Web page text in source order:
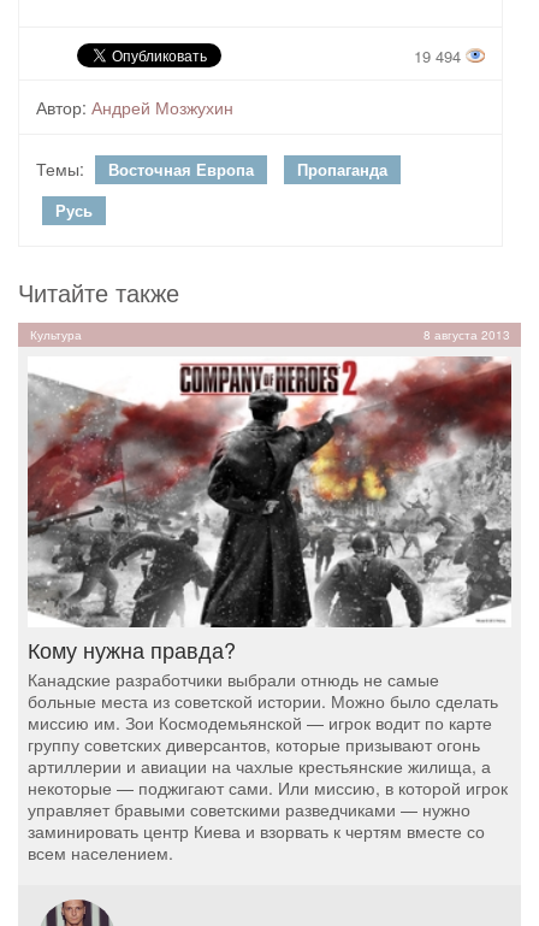
19 494
Автор: Андрей Мозжухин
Темы: Восточная Европа
Пропаганда
Русь
Читайте также
Культура 8 августа 2013
Кому нужна правда?
Канадские разработчики выбрали отнюдь не самые
больные места из советской истории. Можно было сделать
миссию им. Зои Космодемьянской — игрок водит по карте
группу советских диверсантов, которые призывают огонь
артиллерии и авиации на чахлые крестьянские жилища, а
некоторые — поджигают сами. Или миссию, в которой игрок
управляет бравыми советскими разведчиками — нужно
заминировать центр Киева и взорвать к чертям вместе со
всем населением.